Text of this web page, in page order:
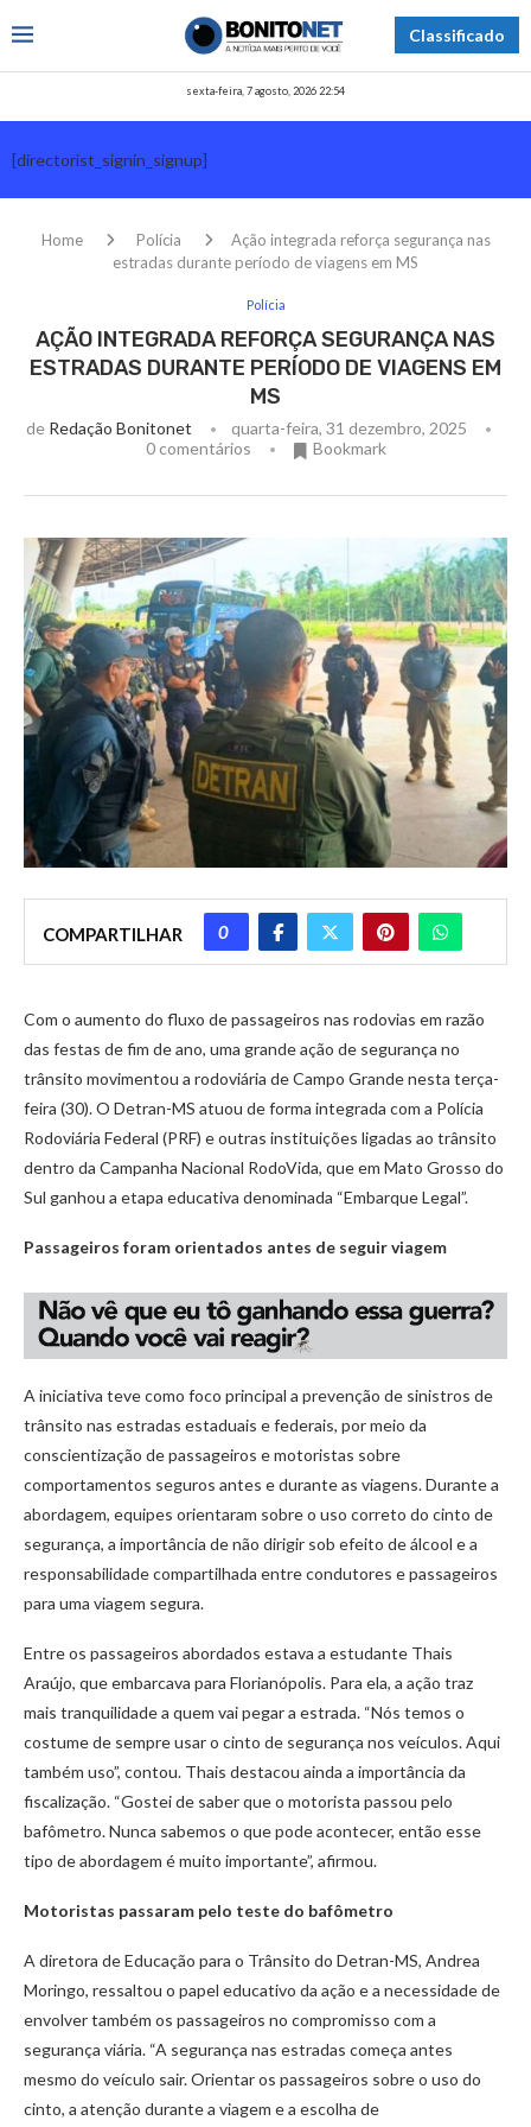
Classificado
sexta-feira, 7 agosto, 2026 22:54
[directorist_signin_signup]
Home Polícia
Ação integrada reforça segurança nas
estradas durante período de viagens em MS
Polícia
AÇÃO INTEGRADA REFORÇA SEGURANÇA NAS
ESTRADAS DURANTE PERÍODO DE VIAGENS EM
MS
de Redação Bonitonet
quarta-feira, 31 dezembro, 2025
0 comentários
Bookmark
COMPARTILHAR 0
Com o aumento do fluxo de passageiros nas rodovias em razão
das festas de fim de ano, uma grande ação de segurança no
trânsito movimentou a rodoviária de Campo Grande nesta terça-
feira (30). O Detran-MS atuou de forma integrada com a Polícia
Rodoviária Federal (PRF) e outras instituições ligadas ao trânsito
dentro da Campanha Nacional RodoVida, que em Mato Grosso do
Sul ganhou a etapa educativa denominada “Embarque Legal”.
Passageiros foram orientados antes de seguir viagem
A iniciativa teve como foco principal a prevenção de sinistros de
trânsito nas estradas estaduais e federais, por meio da
conscientização de passageiros e motoristas sobre
comportamentos seguros antes e durante as viagens. Durante a
abordagem, equipes orientaram sobre o uso correto do cinto de
segurança, a importância de não dirigir sob efeito de álcool e a
responsabilidade compartilhada entre condutores e passageiros
para uma viagem segura.
Entre os passageiros abordados estava a estudante Thais
Araújo, que embarcava para Florianópolis. Para ela, a ação traz
mais tranquilidade a quem vai pegar a estrada. “Nós temos o
costume de sempre usar o cinto de segurança nos veículos. Aqui
também uso”, contou. Thais destacou ainda a importância da
fiscalização. “Gostei de saber que o motorista passou pelo
bafômetro. Nunca sabemos o que pode acontecer, então esse
tipo de abordagem é muito importante”, afirmou.
Motoristas passaram pelo teste do bafômetro
A diretora de Educação para o Trânsito do Detran-MS, Andrea
Moringo, ressaltou o papel educativo da ação e a necessidade de
envolver também os passageiros no compromisso com a
segurança viária. “A segurança nas estradas começa antes
mesmo do veículo sair. Orientar os passageiros sobre o uso do
cinto, a atenção durante a viagem e a escolha de